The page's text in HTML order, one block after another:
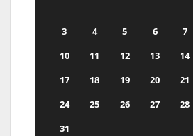
3
4 5 6 7
10
11 12 13 14
17
18 19 20 21
24
25 26 27 28
31